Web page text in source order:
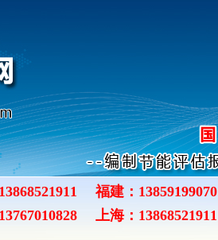
福建：13859199070
上海：13868521911